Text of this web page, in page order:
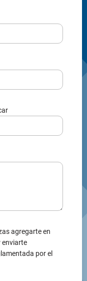
agregarte en
enviarte
por el